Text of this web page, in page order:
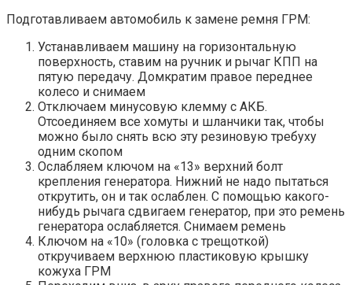
Подготавливаем автомобиль к замене ремня ГРМ:
Устанавливаем машину на горизонтальную
поверхность, ставим на ручник и рычаг КПП на
пятую передачу. Домкратим правое переднее
колесо и снимаем
Отключаем минусовую клемму с АКБ.
Отсоединяем все хомуты и шланчики так, чтобы
можно было снять всю эту резиновую требуху
одним скопом
Ослабляем ключом на «13» верхний болт
крепления генератора. Нижний не надо пытаться
открутить, он и так ослаблен. С помощью какого-
нибудь рычага сдвигаем генератор, при это ремень
генератора ослабляется. Снимаем ремень
Ключом на «10» (головка с трещоткой)
откручиваем верхнюю пластиковую крышку
кожуха ГРМ